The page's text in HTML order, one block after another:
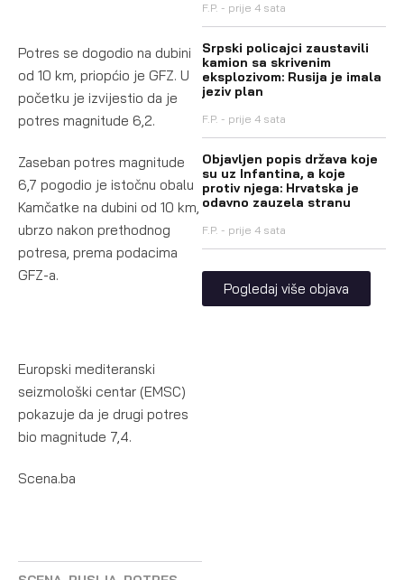
Potres se dogodio na dubini
od 10 km, priopćio je GFZ. U
početku je izvijestio da je
potres magnitude 6,2.
Zaseban potres magnitude
6,7 pogodio je istočnu obalu
Kamčatke na dubini od 10 km,
ubrzo nakon prethodnog
potresa, prema podacima
GFZ-a.
Europski mediteranski
seizmološki centar (EMSC)
pokazuje da je drugi potres
bio magnitude 7,4.
Scena.ba
F.P. prije 4 sata
Srpski policajci zaustavili
kamion sa skrivenim
eksplozivom: Rusija je imala
jeziv plan
F.P. prije 4 sata
Objavljen popis država koje
su uz Infantina, a koje
protiv njega: Hrvatska je
odavno zauzela stranu
F.P. prije 4 sata
Pogledaj više objava